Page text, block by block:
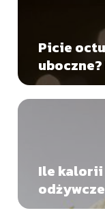
Picie
Ile kalorii